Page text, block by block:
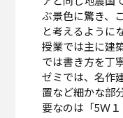
ぶ景色に驚き、
と考えるように
授業では主に建
では書き方を丁
ゼミでは、名作
置など細かな部
要なのは「5Ｗ